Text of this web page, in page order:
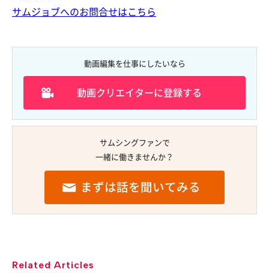
サムジョブへのお問合せはこちら
動画編集を仕事にしたいなら
動画クリエイターに登録する
サムシングファンで
一緒に働きませんか？
まずは話を聞いてみる
Related Articles